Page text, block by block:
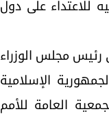
للاعتداء على دول
رئيس مجلس الوزراء
الإسلامية
هامش مشاركته في الدورة الـ 78 لأعمال الجمعية العامة للأمم